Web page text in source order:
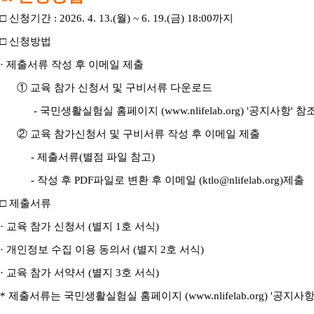
□ 신청기간 : 2026. 4. 13.(월) ~ 6. 19.(금) 18:00까지
□ 신청방법
· 제출서류 작성 후 이메일 제출
① 교육 참가 신청서 및 구비서류 다운로드
- 국민생활실험실 홈페이지 (www.nlifelab.org) '공지사항' 참
② 교육 참가신청서 및 구비서류 작성 후 이메일 제출
- 제출서류(별점 파일 참고)
- 작성 후 PDF파일로 변환 후 이메일 (ktlo@nlifelab.org)제출
□ 제출서류
· 교육 참가 신청서 (별지 1호 서식)
· 개인정보 수집 이용 동의서 (별지 2호 서식)
· 교육 참가 서약서 (별지 3호 서식)
* 제출서류는 국민생활실험실 홈페이지 (www.nlifelab.org) '공지사